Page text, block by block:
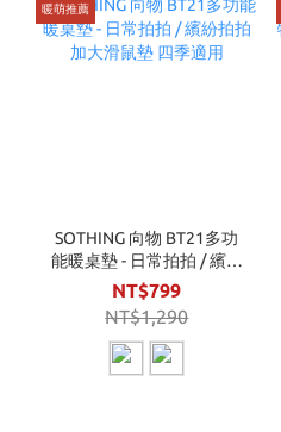
暖萌推薦
SOTHING 向物 BT21多功
能暖桌墊 - 日常拍拍 / 繽紛
拍拍 加大滑鼠墊 四季適用
NT$799
NT$1,290